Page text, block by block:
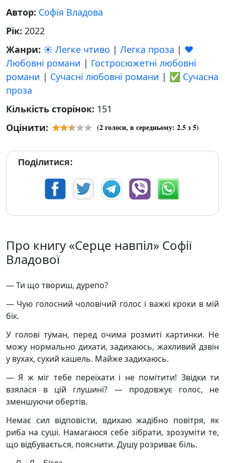
Автор: Софія Владова
Рік: 2022
Жанри: ☀️ Легке чтиво | Легка проза | ❤️
Любовні романи | Гостросюжетні любовні
романи | Сучасні любовні романи | ✅ Сучасна
проза
Кількість сторінок: 151
Оцінити:
(2голоси, в середньому: 2.5з 5)
Поділитися:
Про книгу «Серце навпіл» Софії
Владової
— Ти що твориш, дурепо?
— Чую голосний чоловічий голос і важкі кроки в мій
бік.
У голові туман, перед очима розмиті картинки. Не
можу нормально дихати, задихаюсь, жахливий дзвін
у вухах, сухий кашель. Майже задихаюсь.
— Я ж міг тебе переїхати і не помітити! Звідки ти
взялася в цій глушині? — продовжує голос, не
зменшуючи обертів.
Немає сил відповісти, вдихаю жадібно повітря, як
риба на суші. Намагаюся себе зібрати, зрозуміти те,
що відбувається, пояснити. Душу розриває біль.